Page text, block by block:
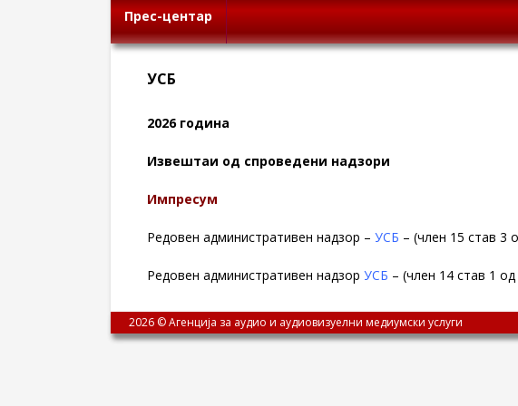
Прес-центар
УСБ
2026 година
Извештаи од спроведени надзори
Импресум
Редовен административен надзор – УСБ – (член 15 став 3
Редовен административен надзор УСБ – (член 14 став 1
2026 © Агенција за аудио и аудиовизуелни медиумски услуги